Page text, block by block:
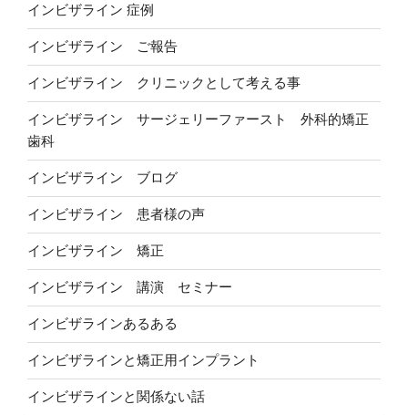
インビザライン 症例
インビザライン ご報告
インビザライン クリニックとして考える事
インビザライン サージェリーファースト 外科的矯正
歯科
インビザライン ブログ
インビザライン 患者様の声
インビザライン 矯正
インビザライン 講演 セミナー
インビザラインあるある
インビザラインと矯正用インプラント
インビザラインと関係ない話